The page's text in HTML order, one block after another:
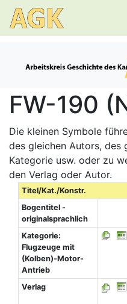
FW-190
Die kleinen Symbole
des gleichen Autors, des
Kategorie usw. oder zu
den Verlag oder Autor.
Titel/Kat./Konstr.
Bogentitel -
originalsprachlich
Kategorie:
Flugzeuge mit
(Kolben)-Motor-
Antrieb
Verlag